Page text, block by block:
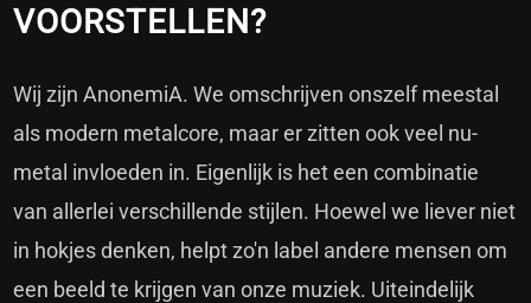
VOORSTELLEN?
Wij zijn AnonemiA. We omschrijven onszelf meestal
als modern metalcore, maar er zitten ook veel nu-
metal invloeden in. Eigenlijk is het een combinatie
van allerlei verschillende stijlen. Hoewel we liever niet
in hokjes denken, helpt zo'n label andere mensen om
een beeld te krijgen van onze muziek. Uiteindelijk